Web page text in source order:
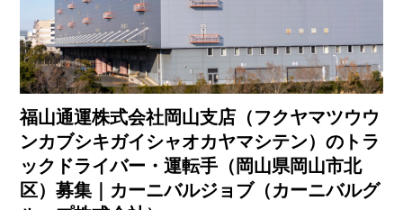
福山通運株式会社岡山支店（フクヤマツウウ
ンカブシキガイシャオカヤマシテン）のトラ
ックドライバー・運転手（岡山県岡山市北
区）募集｜カーニバルジョブ（カーニバルグ